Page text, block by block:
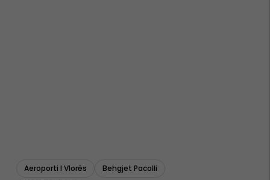
Aeroporti I Vlorës Behgjet Pacolli